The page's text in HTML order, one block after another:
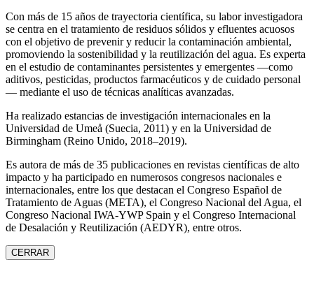
Con más de 15 años de trayectoria científica, su labor investigadora
se centra en el tratamiento de residuos sólidos y efluentes acuosos
con el objetivo de prevenir y reducir la contaminación ambiental,
promoviendo la sostenibilidad y la reutilización del agua. Es experta
en el estudio de contaminantes persistentes y emergentes —como
aditivos, pesticidas, productos farmacéuticos y de cuidado personal
— mediante el uso de técnicas analíticas avanzadas.
Ha realizado estancias de investigación internacionales en la
Universidad de Umeå (Suecia, 2011) y en la Universidad de
Birmingham (Reino Unido, 2018–2019).
Es autora de más de 35 publicaciones en revistas científicas de alto
impacto y ha participado en numerosos congresos nacionales e
internacionales, entre los que destacan el Congreso Español de
Tratamiento de Aguas (META), el Congreso Nacional del Agua, el
Congreso Nacional IWA‑YWP Spain y el Congreso Internacional
de Desalación y Reutilización (AEDYR), entre otros.
CERRAR